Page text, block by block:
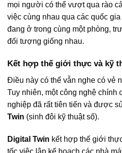
mọi người có thể vượt qua rào
việc cùng nhau qua các quốc
đang ở trong cùng một phòng,
đối tượng giống nhau.
Kết hợp thế giới thực và kỹ
Điều này có thể vẫn nghe có vẻ
Tuy nhiên, một công nghệ chính
nghiệp đã rất tiên tiến và được
Twin (sinh đôi kỹ thuật số).
Digital Twin kết hợp thế giới
tốc việc lập kế hoạch các nhà